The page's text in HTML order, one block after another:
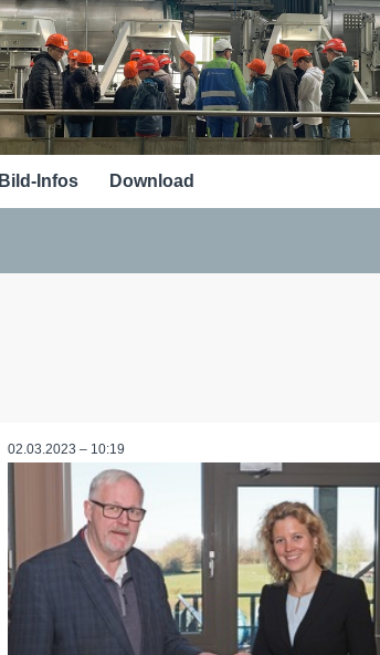
Bild-Infos Download
02.03.2023 – 10:19